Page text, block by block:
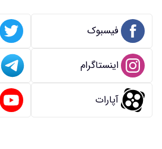
فیسبوک
اینستاگرام
آپارات